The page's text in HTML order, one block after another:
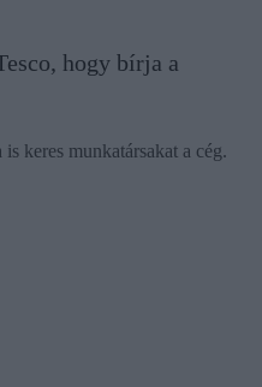
hogy bírja a
keres munkatársakat a cég.